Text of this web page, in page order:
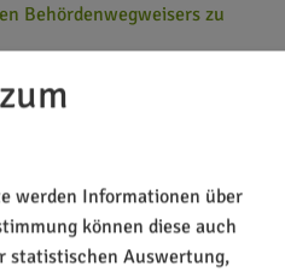
Behördenwegweisers zu
werden Informationen über
können diese auch
statistischen Auswertung,